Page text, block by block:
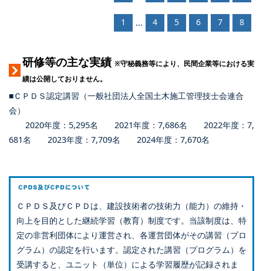
1 ... 4 5 6 7 8
研修等の主な実績 ※守秘義務等により、民間企業等における実
績は公開しておりません。
■ＣＰＤＳ認定講習（一般社団法人全国土木施工管理技士会連合
会）
2020年度：5,295名 2021年度：7,686名 2022年度：7,
681名 2023年度：7,709名 2024年度：7,670名
ＣＰＤＳ及びＣＰＤは、建設技術者の技術力（能力）の維持・
向上を目的とした継続学習（教育）制度です。当該制度は、特
定の非営利団体により運営され、各運営団体がその講習（プロ
グラム）の認定を行います。認定された講習（プログラム）を
受講すると、ユニット（単位）による学習履歴が記録されま